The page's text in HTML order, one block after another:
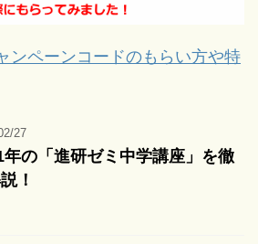
ンペーンコードのもらい方や特
27
年の「進研ゼミ中学講座」を徹
！